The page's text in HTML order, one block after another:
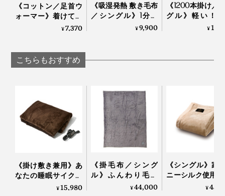
《コットン／足首ウ
ォーマー》着けてい
ることを忘れる肌触
策に「足首ウォーマ
ー」 | IONDOCTOR
¥7,370
《吸湿発熱 敷き毛布
／シングル》1分で
5℃アップ！ 軽さと
¥9,900
《1200本掛け／
グル》軽い！
い！プロ向け防
¥
こちらもおすすめ
《掛け敷き兼用》あ
なたの睡眠サイクル
に合わせて、電源が
¥15,980
《掛毛布／シング
ル》ふんわり毛足
1.7cmのメリノウー
¥44,000
《シングル》家
ニーシルク使用、
毛の匠”が磨き
¥